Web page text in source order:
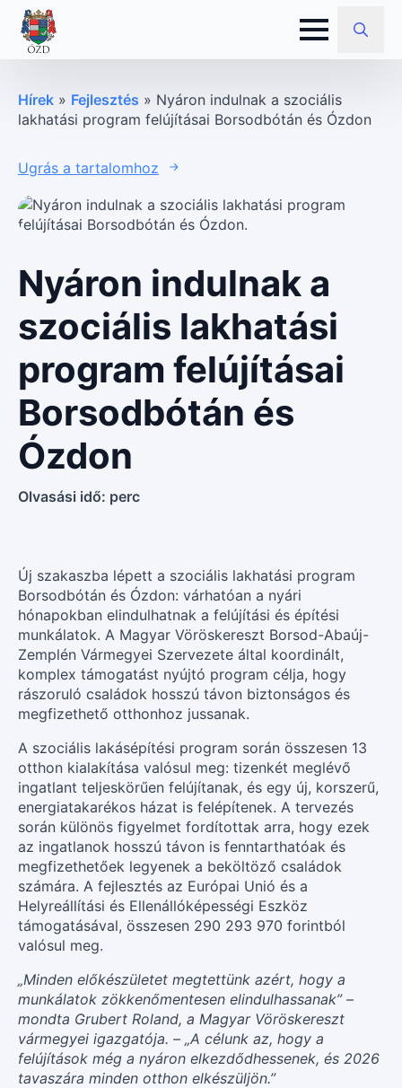
Search
Hírek » Fejlesztés » Nyáron indulnak a szociális
lakhatási program felújításai Borsodbótán és Ózdon
Ugrás a tartalomhoz
Nyáron indulnak a
szociális lakhatási
program felújításai
Borsodbótán és
Ózdon
Olvasási idő: perc
Új szakaszba lépett a szociális lakhatási program
Borsodbótán és Ózdon: várhatóan a nyári
hónapokban elindulhatnak a felújítási és építési
munkálatok. A Magyar Vöröskereszt Borsod-Abaúj-
Zemplén Vármegyei Szervezete által koordinált,
komplex támogatást nyújtó program célja, hogy
rászoruló családok hosszú távon biztonságos és
megfizethető otthonhoz jussanak.
A szociális lakásépítési program során összesen 13
otthon kialakítása valósul meg: tizenkét meglévő
ingatlant teljeskörűen felújítanak, és egy új, korszerű,
energiatakarékos házat is felépítenek. A tervezés
során különös figyelmet fordítottak arra, hogy ezek
az ingatlanok hosszú távon is fenntarthatóak és
megfizethetőek legyenek a beköltöző családok
számára. A fejlesztés az Európai Unió és a
Helyreállítási és Ellenállóképességi Eszköz
támogatásával, összesen 290 293 970 forintból
valósul meg.
„Minden előkészületet megtettünk azért, hogy a
munkálatok zökkenőmentesen elindulhassanak” –
mondta Grubert Roland, a Magyar Vöröskereszt
vármegyei igazgatója. – „A célunk az, hogy a
felújítások még a nyáron elkezdődhessenek, és 2026
tavaszára minden otthon elkészüljön.”